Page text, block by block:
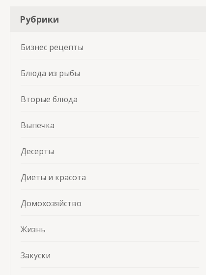
Рубрики
Бизнес рецепты
Блюда из рыбы
Вторые блюда
Выпечка
Десерты
Диеты и красота
Домохозяйство
Жизнь
Закуски